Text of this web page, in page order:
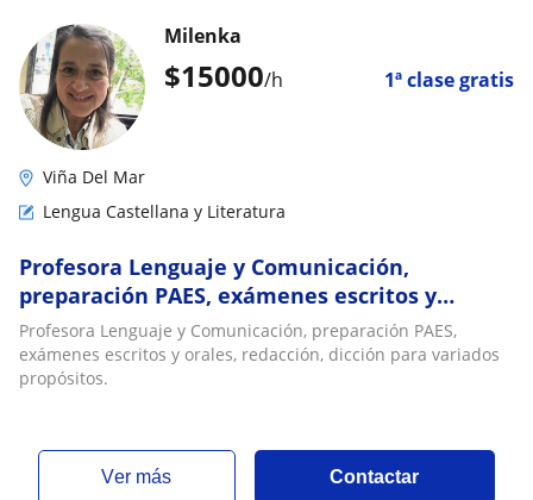
$15000/h 1ª clase gratis
Milenka
Viña Del Mar
Lengua Castellana y Literatura
Profesora Lenguaje y Comunicación,
preparación PAES, exámenes escritos y
orales, redacción, dicción para variados
propósitos
Profesora Lenguaje y Comunicación, preparación PAES,
exámenes escritos y orales, redacción, dicción para variados
propósitos.
ver más Contactar